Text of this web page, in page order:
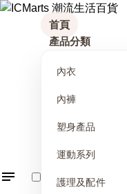
首頁
產品分類
內衣
內褲
塑身產品
運動系列
護理及配件